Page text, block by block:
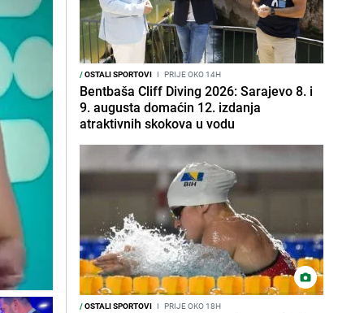
/OSTALI SPORTOVI I PRIJE OKO 14H
Bentbaša Cliff Diving 2026: Sarajevo 8. i
9. augusta domaćin 12. izdanja
atraktivnih skokova u vodu
/OSTALI SPORTOVI I PRIJE OKO 18H